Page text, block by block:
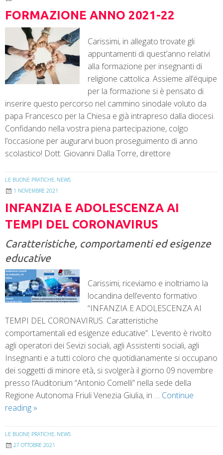
FORMAZIONE ANNO 2021-22
Carissimi, in allegato trovate gli
appuntamenti di quest’anno relativi
alla formazione per insegnanti di
religione cattolica. Assieme all’équipe
per la formazione si è pensato di
inserire questo percorso nel cammino sinodale voluto da
papa Francesco per la Chiesa e già intrapreso dalla diocesi.
Confidando nella vostra piena partecipazione, colgo
l’occasione per augurarvi buon proseguimento di anno
scolastico! Dott. Giovanni Dalla Torre, direttore
LE BUONE PRATICHE, NEWS
1 NOVEMBRE 2021
INFANZIA E ADOLESCENZA AI
TEMPI DEL CORONAVIRUS
Caratteristiche, comportamenti ed esigenze
educative
Carissimi, riceviamo e inoltriamo la
locandina dell’evento formativo
“INFANZIA E ADOLESCENZA AI
TEMPI DEL CORONAVIRUS. Caratteristiche
comportamentali ed esigenze educative”. L’evento è rivolto
agli operatori dei Sevizi sociali, agli Assistenti sociali, agli
Insegnanti e a tutti coloro che quotidianamente si occupano
dei soggetti di minore età, si svolgerà il giorno 09 novembre
presso l’Auditorium “Antonio Comelli” nella sede della
Regione Autonoma Friuli Venezia Giulia, in … Continue
reading »
LE BUONE PRATICHE, NEWS
27 OTTOBRE 2021